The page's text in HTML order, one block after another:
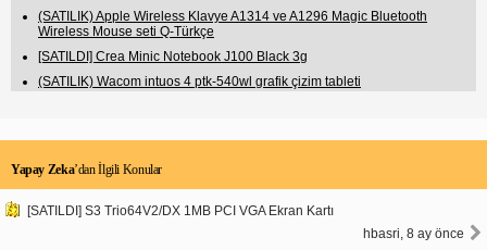
(SATILIK) Apple Wireless Klavye A1314 ve A1296 Magic Bluetooth
Wireless Mouse seti Q-Türkçe
[SATILDI] Crea Minic Notebook J100 Black 3g
(SATILIK) Wacom intuos 4 ptk-540wl grafik çizim tableti
Yapay Zeka’dan İlgili Konular
[SATILDI] S3 Trio64V2/DX 1MB PCI VGA Ekran Kartı
hbasri, 8 ay önce